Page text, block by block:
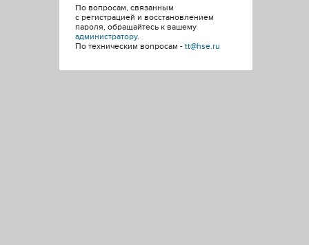
По вопросам, связанным
с регистрацией и восстановлением
пароля, обращайтесь к вашему
администратору.
По техническим вопросам - tt@hse.ru